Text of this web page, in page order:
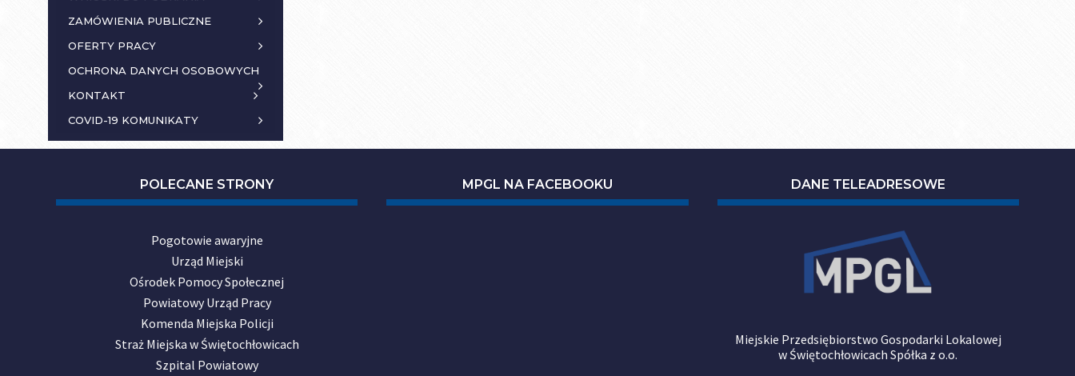
ZAMÓWIENIA PUBLICZNE
OFERTY PRACY
OCHRONA DANYCH OSOBOWYCH
KONTAKT
COVID-19 KOMUNIKATY
POLECANE STRONY
Pogotowie awaryjne
Urząd Miejski
Ośrodek Pomocy Społecznej
Powiatowy Urząd Pracy
Komenda Miejska Policji
Straż Miejska w Świętochłowicach
Szpital Powiatowy
MPGL NA FACEBOOKU DANE TELEADRESOWE
Miejskie Przedsiębiorstwo Gospodarki Lokalowej
w Świętochłowicach Spółka z o.o.